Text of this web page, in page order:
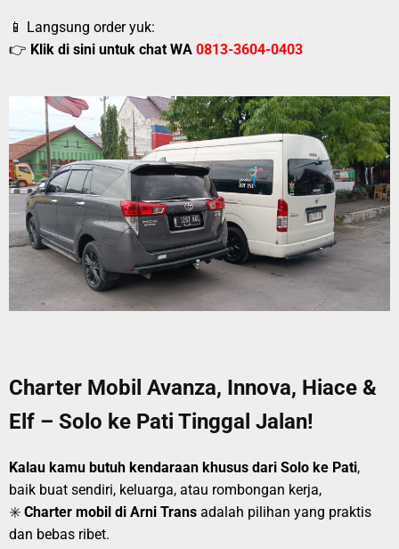
📱 Langsung order yuk:
👉 Klik di sini untuk chat WA 0813-3604-0403
Charter Mobil Avanza, Innova, Hiace &
Elf – Solo ke Pati Tinggal Jalan!
Kalau kamu butuh kendaraan khusus dari Solo ke Pati,
baik buat sendiri, keluarga, atau rombongan kerja,
✳️ Charter mobil di Arni Trans adalah pilihan yang praktis
dan bebas ribet.